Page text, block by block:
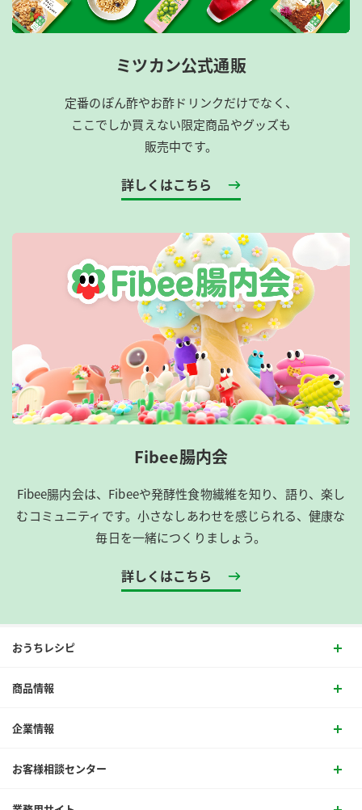
ミツカン公式通販
定番のぽん酢やお酢ドリンクだけでなく、
ここでしか買えない限定商品やグッズも
販売中です。
詳しくはこちら
Fibee腸内会
Fibee腸内会は、​Fibeeや発酵性食物繊維を知り、語り、楽し
むコミュニティです。​小さなしあわせを感じられる、健康な
毎日を一緒につくりましょう。
詳しくはこちら
おうちレシピ
商品情報
企業情報
お客様相談センター